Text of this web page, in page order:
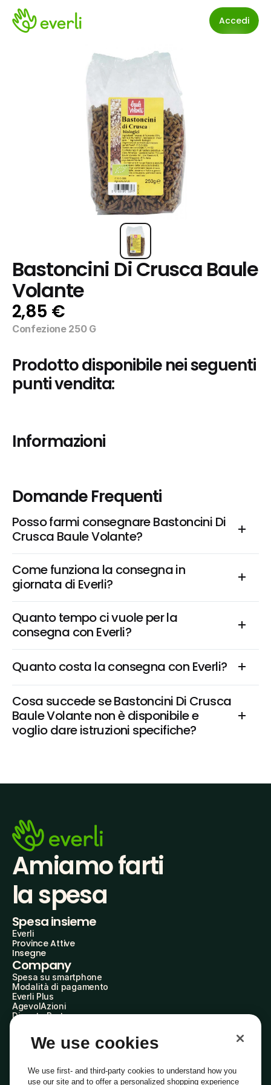
Accedi
Bastoncini Di Crusca Baule
Volante
2,85 €
Confezione 250 G
Prodotto disponibile nei seguenti
punti vendita:
Informazioni
Domande Frequenti
Posso farmi consegnare Bastoncini Di
Crusca Baule Volante?
Come funziona la consegna in
giornata di Everli?
Quanto tempo ci vuole per la
consegna con Everli?
Quanto costa la consegna con Everli?
Cosa succede se Bastoncini Di Crusca
Baule Volante non è disponibile e
voglio dare istruzioni specifiche?
Amiamo farti
la spesa
Spesa insieme
Everli
Province Attive
Insegne
Company
Spesa su smartphone
Modalità di pagamento
Everli Plus
AgevolAzioni
Diventa Partner
Everli Shoppers
About Us
Everli News
Domande frequenti
We use cookies
We use first- and third-party cookies to understand how you
use our site and to offer a personalized shopping experience